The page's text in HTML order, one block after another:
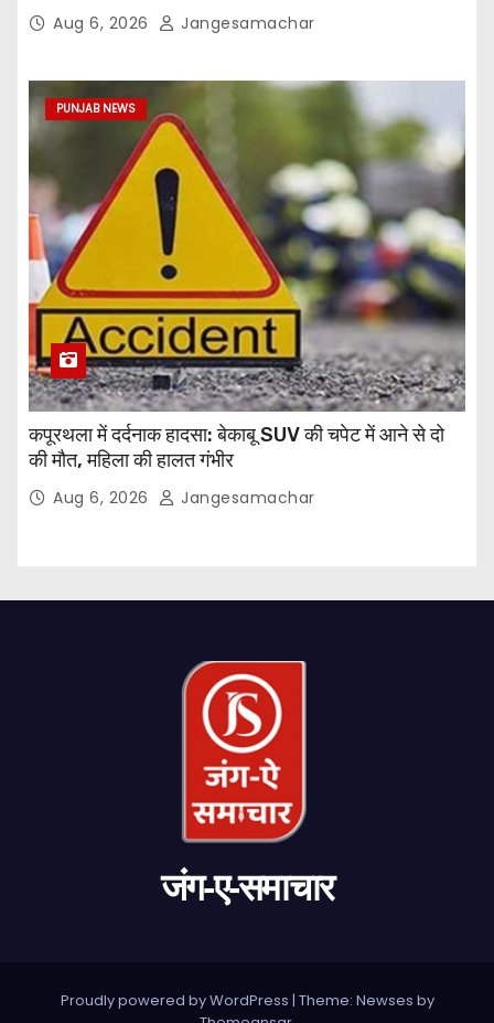
Aug 6, 2026 Jangesamachar
PUNJAB NEWS
कपूरथला में दर्दनाक हादसा: बेकाबू SUV की चपेट में आने से दो
की मौत, महिला की हालत गंभीर
Aug 6, 2026 Jangesamachar
जंग-ए-समाचार
Proudly powered by WordPress | Theme: Newses by